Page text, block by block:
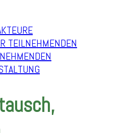
TEILNEHMENDEN